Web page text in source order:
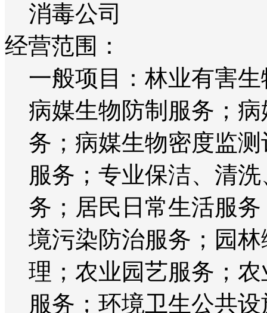
消毒公司
经营范围：
一般项目：林业有害
病媒生物防制服务；
务；病媒生物密度监
服务；专业保洁、清
务；居民日常生活服
境污染防治服务；园
理；农业园艺服务；
服务；环境卫生公共